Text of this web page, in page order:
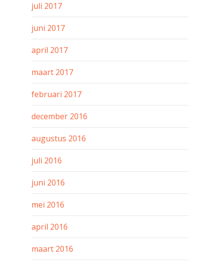
juli 2017
juni 2017
april 2017
maart 2017
februari 2017
december 2016
augustus 2016
juli 2016
juni 2016
mei 2016
april 2016
maart 2016